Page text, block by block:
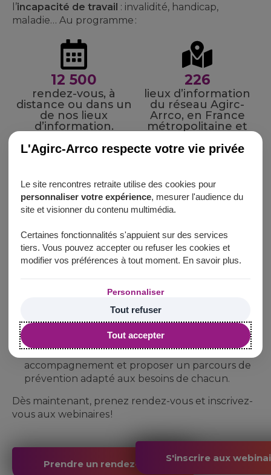
L'Agirc-Arrco respecte votre vie privée
Le site rencontres retraite utilise des cookies pour
personnaliser votre expérience, mesurer l'audience du
site et visionner du contenu multimédia.
Certaines fonctionnalités s'appuient sur des services
tiers. Vous pouvez accepter ou refuser les cookies et
modifier vos préférences à tout moment. En savoir plus.
Tout accepter
Tout refuser
Personnaliser
l’incapacité de travail : invalidité, handicap,
maladie… Au programme :
12 500
rendez-vous, à
distance ou dans un
de nos lieux
d’information.
226
lieux d’information
du réseau Agirc-
Arrco, en France
métropolitaine et
(Guadeloupe,
Guyane, La Réunion
Deux webinaires :
Jeudi 11 juin
non travaillées sur
Lundi 15 juin
Des conseillers de l’action sociale territoriale
mobilisés en agence, pour parler
accompagnement et proposer un parcours de
prévention adapté aux besoins de chacun.
Dès maintenant, prenez rendez-vous et inscrivez-
vous aux webinaires !
Prendre un rendez-vous
S'inscrire aux